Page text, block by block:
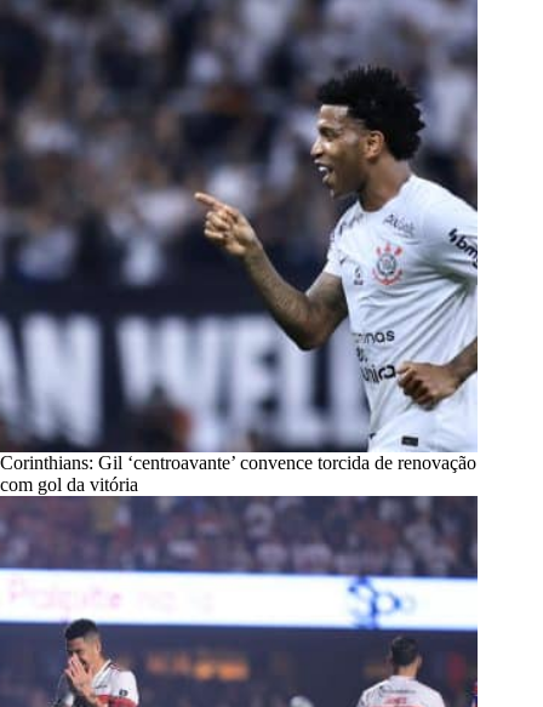
Corinthians: Gil ‘centroavante’ convence torcida de renovação
com gol da vitória